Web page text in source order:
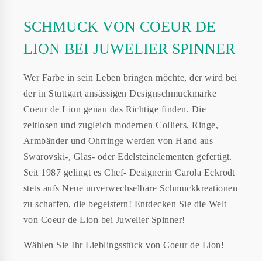
SCHMUCK VON COEUR DE
LION BEI JUWELIER SPINNER
Wer Farbe in sein Leben bringen möchte, der wird bei
der in Stuttgart ansässigen Designschmuckmarke
Coeur de Lion genau das Richtige finden. Die
zeitlosen und zugleich modernen Colliers, Ringe,
Armbänder und Ohrringe werden von Hand aus
Swarovski-, Glas- oder Edelsteinelementen gefertigt.
Seit 1987 gelingt es Chef- Designerin Carola Eckrodt
stets aufs Neue unverwechselbare Schmuckkreationen
zu schaffen, die begeistern! Entdecken Sie die Welt
von Coeur de Lion bei Juwelier Spinner!
Wählen Sie Ihr Lieblingsstück von Coeur de Lion!